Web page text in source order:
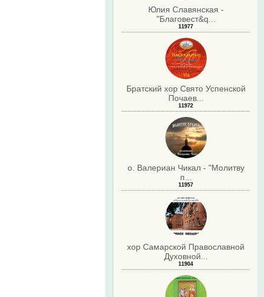
Юлия Славянская -
"Благовест&q...
11977
Братский хор Свято Успенской
Почаев...
11972
о. Валериан Чикал - "Молитву
п...
11957
хор Самарской Православной
Духовной...
11904